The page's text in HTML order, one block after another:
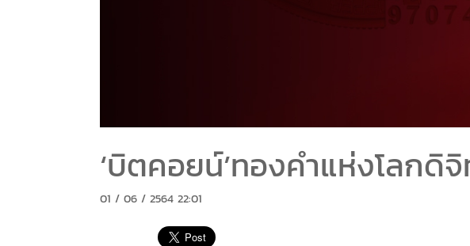
‘บิตคอยน์’ทองคำแห่งโลกดิ
01 / 06 / 2564 22:01